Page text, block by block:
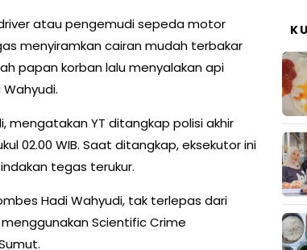
atau pengemudi sepeda motor
menyiramkan cairan mudah terbakar
papan korban lalu menyalakan api
mengatakan YT ditangkap polisi akhir
02.00 WIB. Saat ditangkap, eksekutor ini
tegas terukur.
Hadi Wahyudi, tak terlepas dari
Scientific Crime